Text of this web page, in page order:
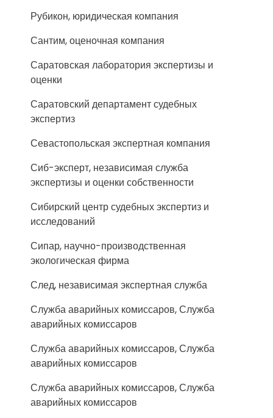
Рубикон, юридическая компания
Сантим, оценочная компания
Саратовская лаборатория экспертизы и
оценки
Саратовский департамент судебных
экспертиз
Севастопольская экспертная компания
Сиб-эксперт, независимая служба
экспертизы и оценки собственности
Сибирский центр судебных экспертиз и
исследований
Сипар, научно-производственная
экологическая фирма
След, независимая экспертная служба
Служба аварийных комиссаров, Служба
аварийных комиссаров
Служба аварийных комиссаров, Служба
аварийных комиссаров
Служба аварийных комиссаров, Служба
аварийных комиссаров